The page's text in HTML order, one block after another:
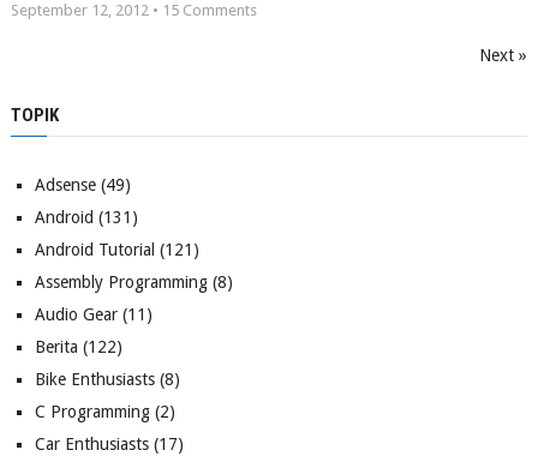
September 12, 2012 • 15Comments
Next »
TOPIK
Adsense(49)
Android (131)
Android Tutorial (121)
Assembly Programming(8)
Audio Gear(11)
Berita (122)
Bike Enthusiasts(8)
C Programming(2)
Car Enthusiasts(17)